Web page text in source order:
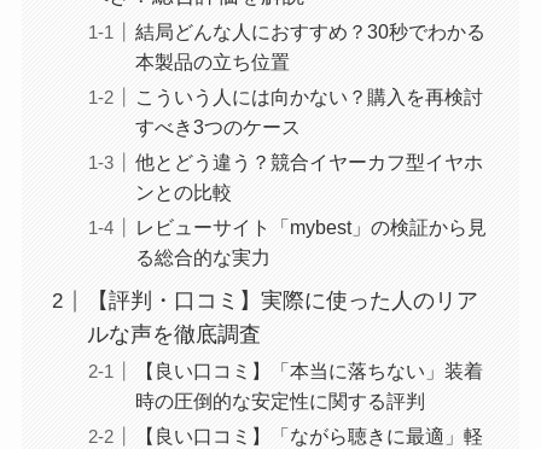
結局どんな人におすすめ？30秒でわかる
本製品の立ち位置
こういう人には向かない？購入を再検討
すべき3つのケース
他とどう違う？競合イヤーカフ型イヤホ
ンとの比較
レビューサイト「mybest」の検証から見
る総合的な実力
【評判・口コミ】実際に使った人のリア
ルな声を徹底調査
【良い口コミ】「本当に落ちない」装着
時の圧倒的な安定性に関する評判
【良い口コミ】「ながら聴きに最適」軽